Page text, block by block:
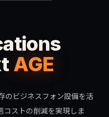
AGE
のビジネスフォン設備を活
コストの削減を実現しま